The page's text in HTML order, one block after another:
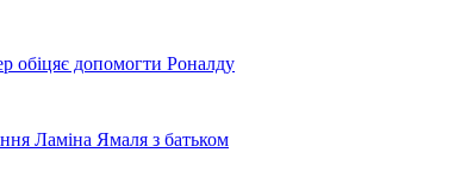
обіцяє допомогти Роналду
Ламіна Ямаля з батьком